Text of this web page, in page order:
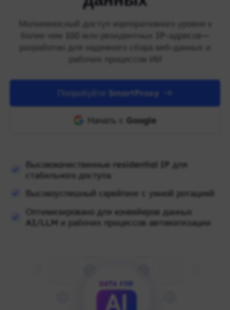
Молниеносный доступ корпоративного уровня к
более чем 100 млн резидентных IP-адресов—
разработан для надежного сбора веб-данных и
рабочих процессов ИИ
Попробуйте SmartProxy
Начать с Google
Высококачественные residential IP для
стабильного доступа
Высокоуспешный скрейпинг с умной ротацией
Оптимизировано для конвейеров данных
AI/LLM и рабочих процессов автоматизации